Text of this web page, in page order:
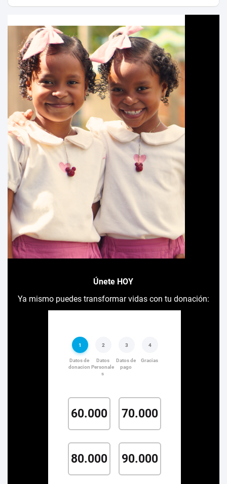
Únete HOY
Ya mismo puedes transformar vidas con tu donación: